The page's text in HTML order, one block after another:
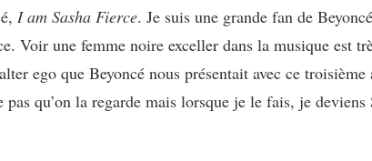
I am Sasha Fierce. Je suis une grande fan de
Voir une femme noire exceller dans la musique est
ego que Beyoncé nous présentait avec ce troisième
qu’on la regarde mais lorsque je le fais, je deviens